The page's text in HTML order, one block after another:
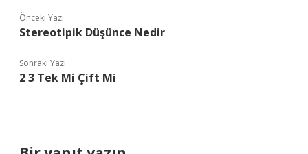
Önceki Yazı
Stereotipik Düşünce Nedir
Sonraki Yazı
2 3 Tek Mi Çift Mi